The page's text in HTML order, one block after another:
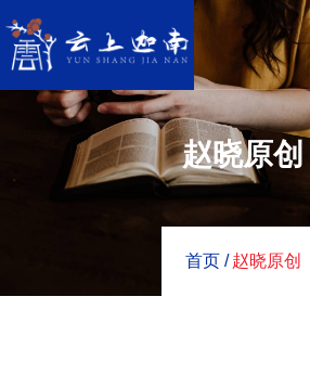
赵晓原创
首页 / 赵晓原创